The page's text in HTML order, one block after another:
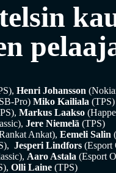
Henri Johansson
Pro) Miko Kailiala (TPS)
Markus Laakso
Jere Niemelä (TPS)
Ankat), Eemeli Salin
Jesperi Lindfors (Esport
Aaro Astala (Esport
Olli Laine (TPS)